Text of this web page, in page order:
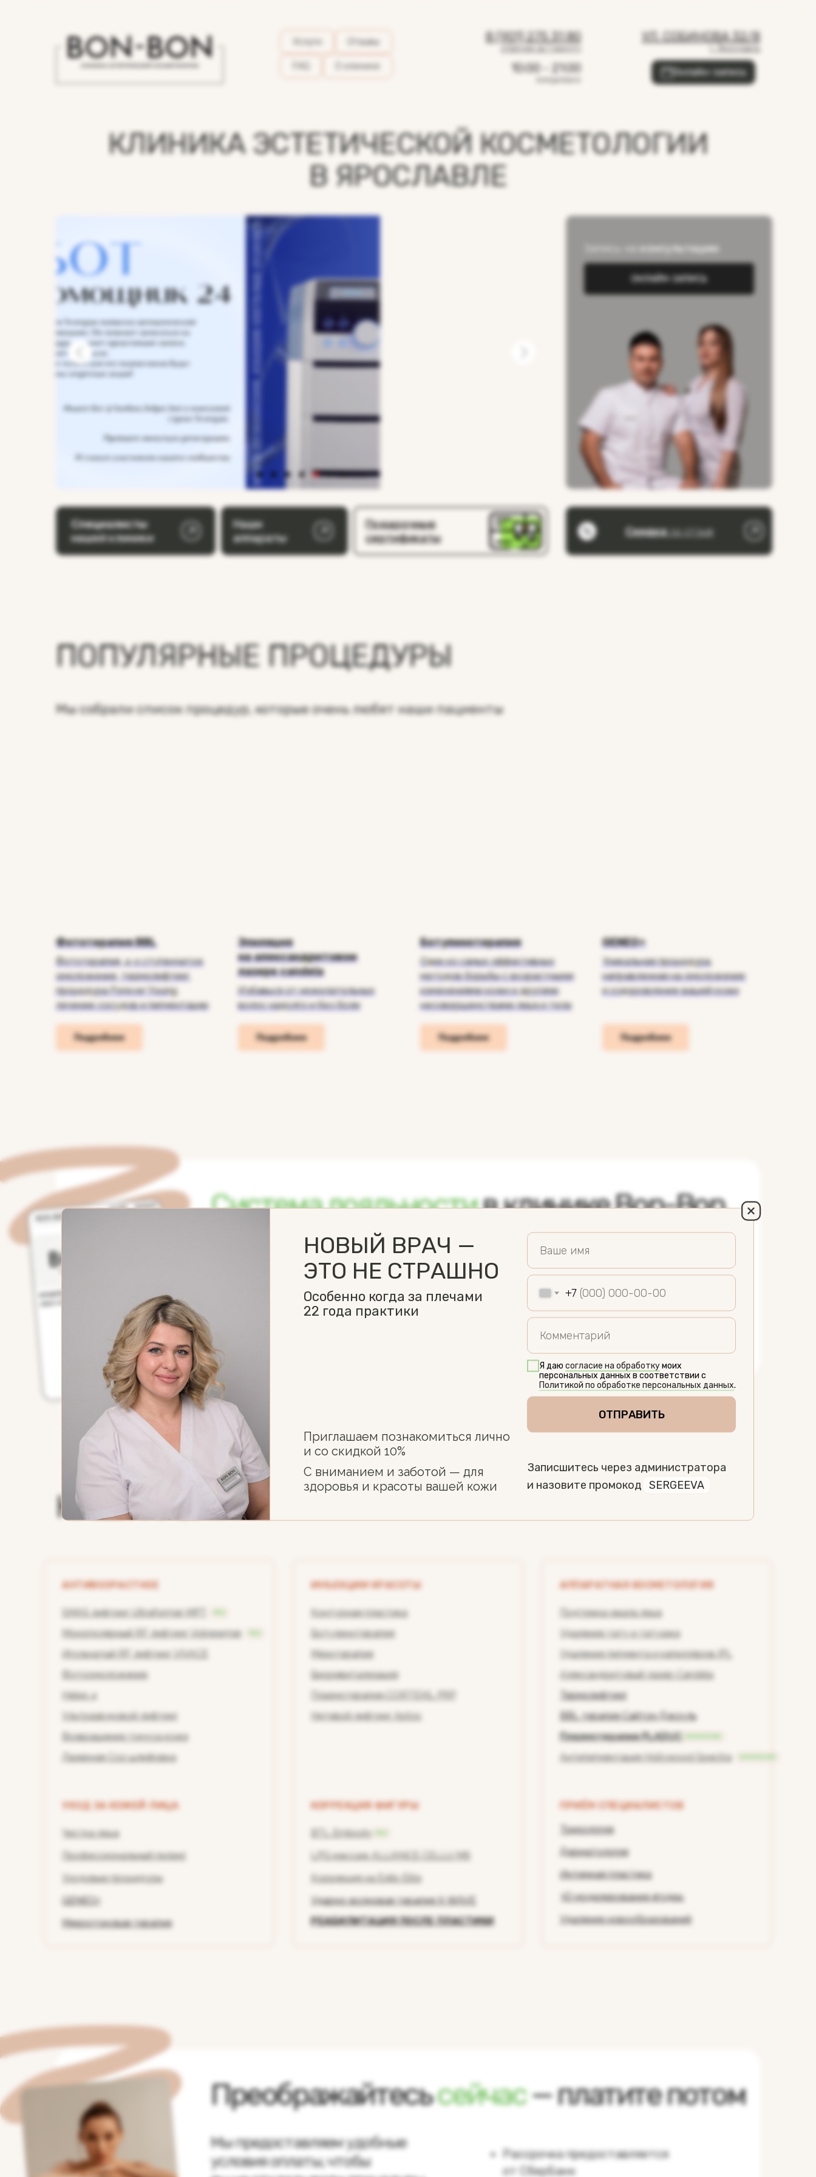
УЛ. СОБИНОВА 32/8
10:00 - 21:00
8 (901) 275 31 80
Онлайн-запись
Услуги Отзывы
О клинике
С вниманием и заботой — для
здоровья и красоты вашей кожи
Приглашаем познакомиться лично
и со скидкой 10%
+7
Я даю согласие на обработкумоих
персональных данных в соответствии с
Политикой по обработке персональных данных.
ОТПРАВИТЬ
SERGEEVA
и назовите промокод
Записшитесь через администратора
НОВЫЙ ВРАЧ —
ЭТО НЕ СТРАШНО
Особенно когда за плечами
22 года практики
КЛИНИКА ЭСТЕТИЧЕСКОЙ КОСМЕТОЛОГИИ
В ЯРОСЛАВЛЕ
Подарочные
сертификаты
Специалисты
нашей клиники
консультацию
Наши
аппараты
Скидказа отзыв
ОНЛАЙН-ЗАПИСЬ
ПОПУЛЯРНЫЕ ПРОЦЕДУРЫ
Мы собрали список процедур, которые очень любят наши пациенты
Фототерапия BBL
Фототерапия, 4-х ступенчатое
омоложение, термолифтинг,
процедура Forever Young,
лечение сосудов и пигментации
Подробнее
Эпиляция
на александритовом
лазере candela
Избавься от нежелательных
волос надолго и без боли
Подробнее
Ботулинотерапия
Один из самых эффективных
методов борьбы с возрастными
изменениями кожи и другими
несовершенствами лица и тела
Подробнее
GENEO+
Уникальная процедура,
направленная на омоложение
и оздоровление вашей кожи
Подробнее
Система лояльностив клинике Bon-Bon
Получайте приветственные баллы, подарки на день рождения и бонус за приведенного друга
Устанавливайте карту, пользуйтесь услугами клиники
и получайте cashback на следующие услуги.
НАШИ УСЛУГИ
АНТИВОЗРАСТНОЕ
Игольчатый RF лифтинг VIVACE
Фотоомоложение
Heleo 4
Ультразвуковой лифтинг
Лазерная Co2 шлифовка
Возвращение тонуса коже
РЕАБИЛИТАЦИЯ ПОСЛЕ ПЛАСТИКИ
ИНЪЕКЦИИ КРАСОТЫ
Ботулинотерапия
Мезотерапия
Плазмотерапия CORTEXIL PRP
Биоревитализация
Контурная пластика
Нитевой лифтинг Aptos
КОРРЕКЦИЯ ФИГУРЫ
LPG массаж ALLIANCE CELLU M6
BTL Embody
УХОД ЗА КОЖЕЙ ЛИЦА
Чистка лица
Профессиональный пилинг
Уходовые процедуры
GENEO+
Микротоковая терапия
Удаление тату и татуажа
Коррекция на Exilis Elite
Подтяжка овала лица
Ударно-волновая терапия X-WAVE
АППАРАТНАЯ КОСМЕТОЛОГИЯ
Удаление пигмента и капилляров IPL
Александритовый лазер Candela
ПРИЁМ СПЕЦИАЛИСТОВ
Термолифтинг
BBL терапия Сайтон Джоуль
Интимная пластика
3D моделирование ягодиц
Дерматология
Удаление новообразований
Монополярный RF лифтинг Volnewmer
SMAS лифтинг Ultraformer MPT
Трихология
Плазмотерапия PLADUO
Антипигментация Hollywood Spectra
Рассрочка предоставляется
от СберБанк
Преображайтесьсейчас— платите потом
Мы предоставляем удобные
условия оплаты, чтобы